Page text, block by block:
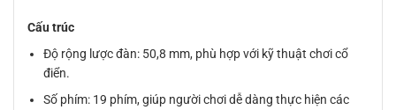
Cấu trúc
Độ rộng lược đàn: 50,8 mm, phù hợp với kỹ thuật chơi cổ
điển.
Số phím: 19 phím, giúp người chơi dễ dàng thực hiện các